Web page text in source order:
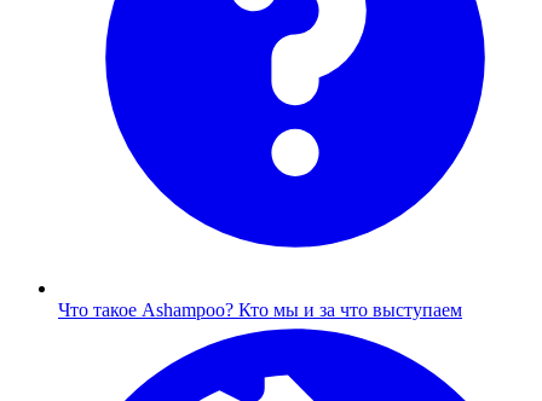
Что такое Ashampoo? Кто мы и за что выступаем